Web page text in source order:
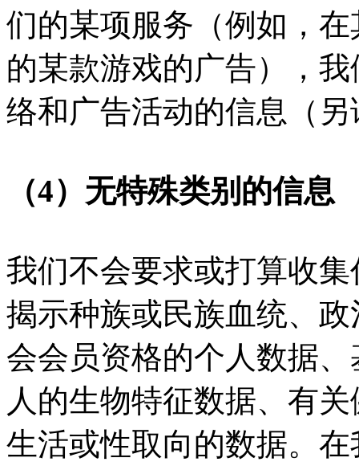
们的某项服务（例如，
的某款游戏的广告），
络和广告活动的信息（
（4）无特殊类别的信息
我们不会要求或打算收
揭示种族或民族血统、
会会员资格的个人数据
人的生物特征数据、有
生活或性取向的数据。